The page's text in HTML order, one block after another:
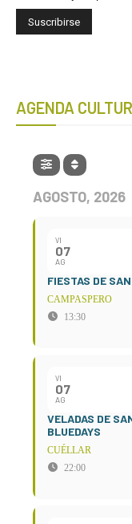
AGENDA
AGOSTO, 2026
VI
07
AG
FIESTAS DE
CAMPASPERO
13:30
VI
07
AG
VELADAS DE
BLUEDAYS
CUÉLLAR
22:00